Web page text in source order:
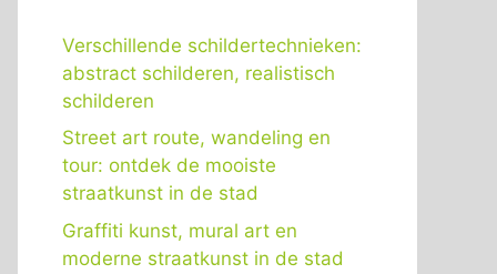
Verschillende schildertechnieken:
abstract schilderen, realistisch
schilderen
Street art route, wandeling en
tour: ontdek de mooiste
straatkunst in de stad
Graffiti kunst, mural art en
moderne straatkunst in de stad